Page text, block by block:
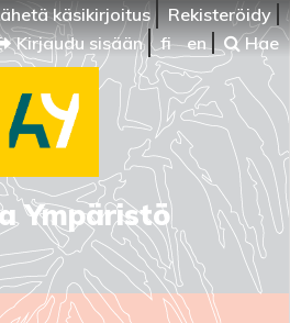
käsikirjoitus
Rekisteröidy
Kirjaudu sisään
fi en Hae
Ympäristö